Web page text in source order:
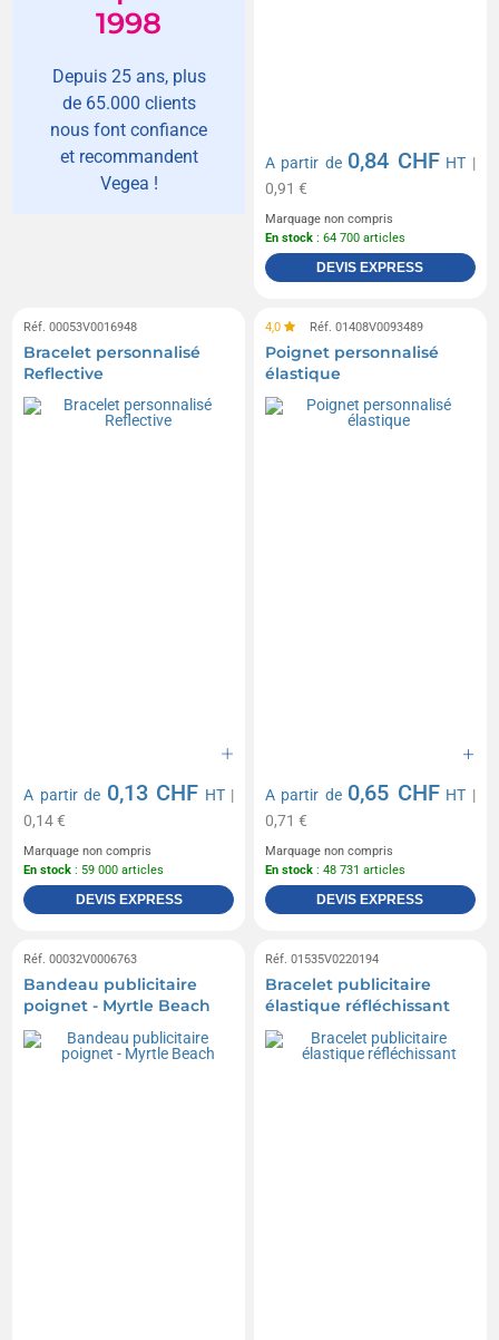
1998
Depuis 25 ans, plus
de 65.000 clients
nous font confiance
et recommandent
Vegea !
A partir de 0,84 CHF HT |
0,91 €
Marquage non compris
En stock : 64 700 articles
DEVIS EXPRESS
Réf. 00053V0016948
Bracelet personnalisé
Reflective
A partir de 0,13 CHF HT|
0,14 €
Marquage non compris
En stock : 59 000 articles
DEVIS EXPRESS
4,0 Réf. 01408V0093489
Poignet personnalisé
élastique
A partir de 0,65 CHF HT |
0,71 €
Marquage non compris
En stock : 48 731 articles
DEVIS EXPRESS
Réf. 00032V0006763
Bandeau publicitaire
poignet - Myrtle Beach
Réf. 01535V0220194
Bracelet publicitaire
élastique réfléchissant